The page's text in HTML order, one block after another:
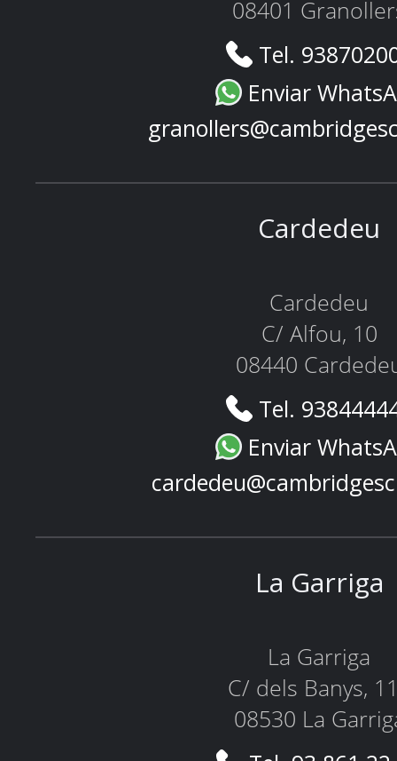
08401
Tel.
Enviar
Cardedeu
Cardedeu
C/ Alfou, 10
08440
Tel.
Enviar
La Garriga
La Garriga
C/ dels Banys,
08530 La